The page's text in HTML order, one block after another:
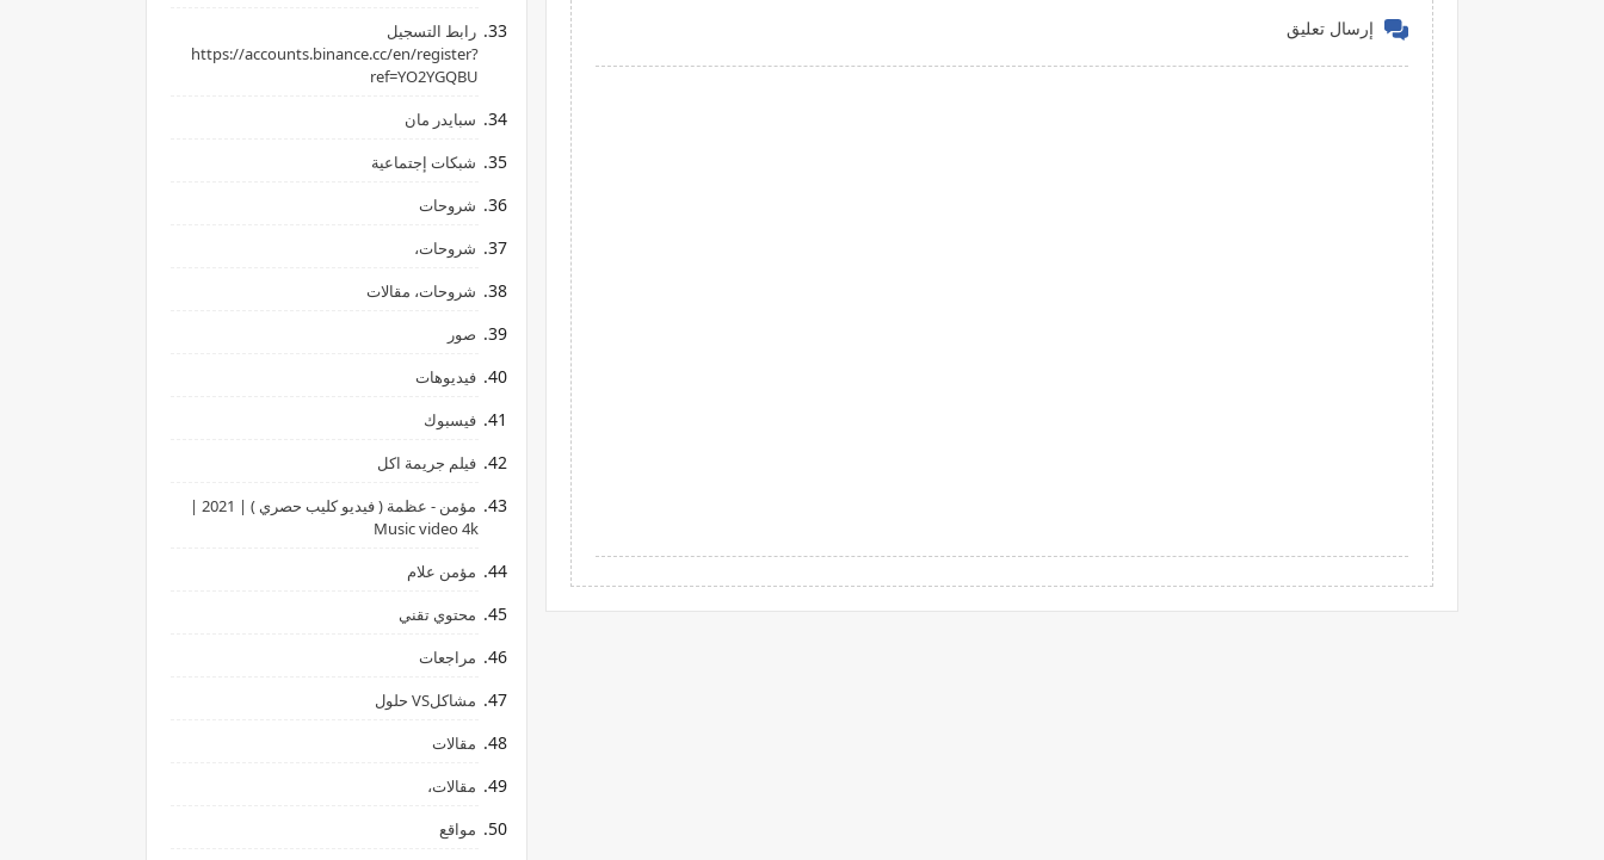
إرسال تعليق
رابط ‏التسجيل
‏https://accounts.binance.cc/en/register?
ref=YO2YGQBU ‏
سبايدر مان
شبكات إجتماعية
شروحات
شروحات،
شروحات، مقالات
صور
فيديوهات
فيسبوك
فيلم جريمة اكل
مؤمن - عظمة ( فيديو كليب حصري ) | 2021 |
Music video 4k
مؤمن علام
محتوي تقني
مراجعات
مشاكلVS حلول
مقالات
مقالات،
مواقع